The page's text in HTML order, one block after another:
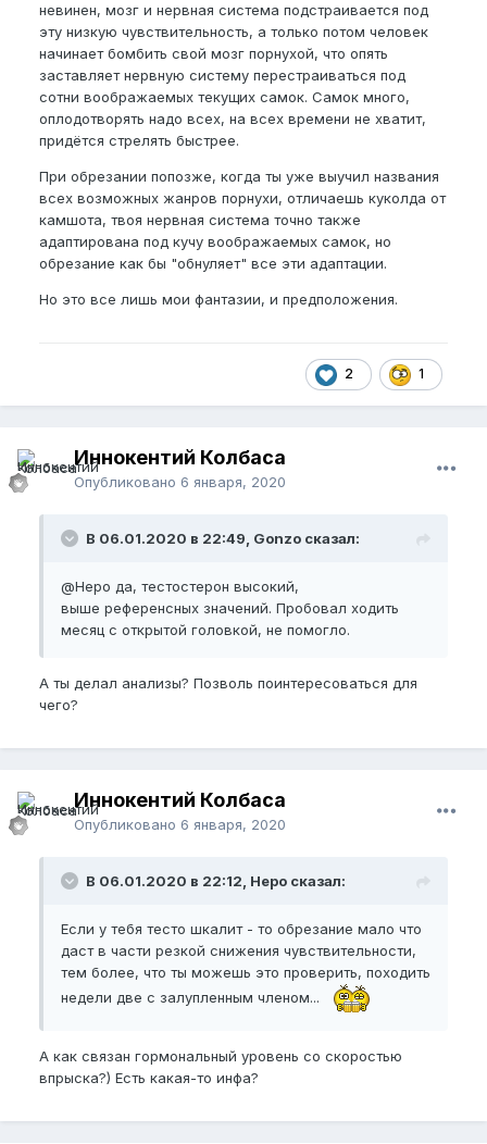
невинен, мозг и нервная система подстраивается под
эту низкую чувствительность, а только потом человек
начинает бомбить свой мозг порнухой, что опять
заставляет нервную систему перестраиваться под
сотни воображаемых текущих самок. Самок много,
оплодотворять надо всех, на всех времени не хватит,
придётся стрелять быстрее.
При обрезании попозже, когда ты уже выучил названия
всех возможных жанров порнухи, отличаешь куколда от
камшота, твоя нервная система точно также
адаптирована под кучу воображаемых самок, но
обрезание как бы "обнуляет" все эти адаптации.
Но это все лишь мои фантазии, и предположения.
2 1
Иннокентий Колбаса
Опубликовано 6 января, 2020
В 06.01.2020 в 22:49, Gonzo сказал:
@Неро да, тестостерон высокий,
выше референсных значений. Пробовал ходить
месяц с открытой головкой, не помогло.
А ты делал анализы? Позволь поинтересоваться для
чего?
Иннокентий Колбаса
Опубликовано 6 января, 2020
В 06.01.2020 в 22:12, Неро сказал:
Если у тебя тесто шкалит - то обрезание мало что
даст в части резкой снижения чувствительности,
тем более, что ты можешь это проверить, походить
недели две с залупленным членом...
А как связан гормональный уровень со скоростью
впрыска?) Есть какая-то инфа?